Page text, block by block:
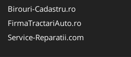
Birouri-Cadastru.ro
FirmaTractariAuto.ro
Service-Reparatii.com